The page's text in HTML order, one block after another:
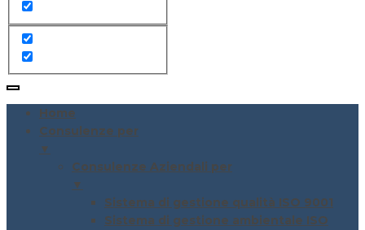
Home
Consulenze per
▼
Consulenze Aziendali per
▼
Sistema di gestione qualità ISO 9001
Sistema di gestione ambientale ISO